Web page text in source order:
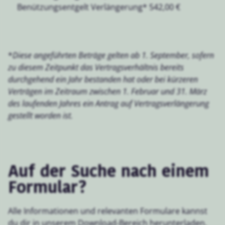
Benützungsentgelt Verlängerung* 542,00 €
*Diese angeführten Beträge gelten ab 1. September, sofern
zu diesem Zeitpunkt das Vertragsverhältnis bereits
durchgehend ein Jahr bestanden hat oder bei kürzeren
Verträgen im Zeitraum zwischen 1. Februar und 31. März
des laufenden Jahres ein Antrag auf Vertragsverlängerung
gestellt worden ist.
Auf der Suche nach einem
Formular?
Alle Informationen und relevanten Formulare kannst
du dir in unserem Download-Bereich herunterladen.